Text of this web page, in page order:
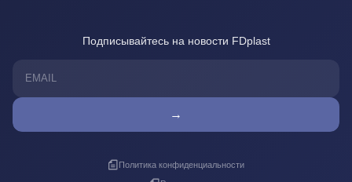
Подписывайтесь на новости FDplast
→
Политика конфиденциальности